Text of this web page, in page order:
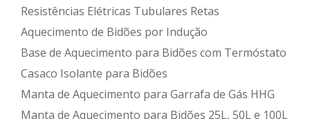
Resistências Elétricas Tubulares Retas
Aquecimento de Bidões por Indução
Base de Aquecimento para Bidões com Termóstato
Casaco Isolante para Bidões
Manta de Aquecimento para Garrafa de Gás HHG
Manta de Aquecimento para Bidões 25L, 50L e 100L